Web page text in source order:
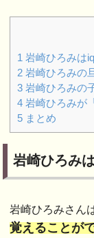
1 岩崎ひろみは
2 岩崎ひろみの
3 岩崎ひろみの
4 岩崎ひろみが
5 まとめ
岩崎ひろみ
岩崎ひろみさん
覚えることが